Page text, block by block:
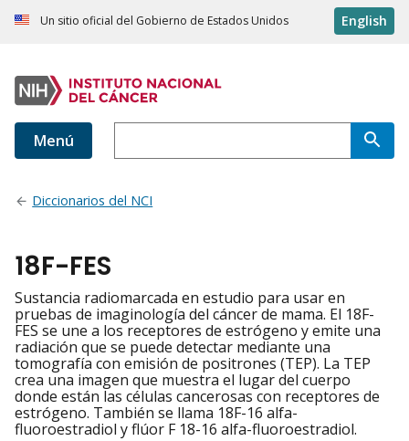
Un sitio oficial del Gobierno de Estados Unidos English
Menú
Diccionarios del NCI
18F-FES
Sustancia radiomarcada en estudio para usar en
pruebas de imaginología del cáncer de mama. El 18F-
FES se une a los receptores de estrógeno y emite una
radiación que se puede detectar mediante una
tomografía con emisión de positrones (TEP). La TEP
crea una imagen que muestra el lugar del cuerpo
donde están las células cancerosas con receptores de
estrógeno. También se llama 18F-16 alfa-
fluoroestradiol y flúor F 18-16 alfa-fluoroestradiol.